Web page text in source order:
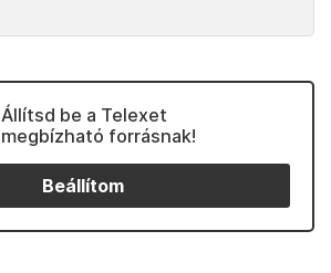
Állítsd be a Telexet
megbízható forrásnak!
Beállítom